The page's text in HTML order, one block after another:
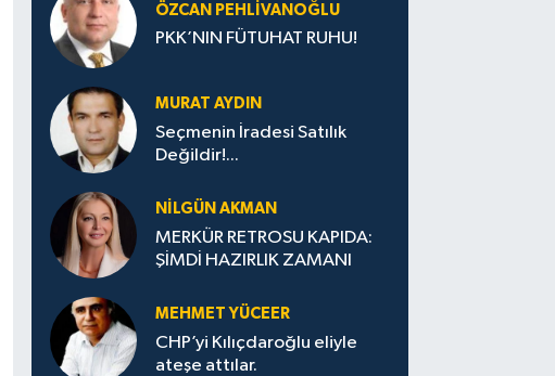
ÖZCAN PEHLIVANOĞLU
PKK’NIN FÜTUHAT RUHU!
MURAT AYDIN
Seçmenin İradesi Satılık
Değildir!...
NILGÜN AKMAN
MERKÜR RETROSU KAPIDA:
ŞİMDİ HAZIRLIK ZAMANI
MEHMET YÜCEER
CHP’yi Kılıçdaroğlu eliyle
ateşe attılar.